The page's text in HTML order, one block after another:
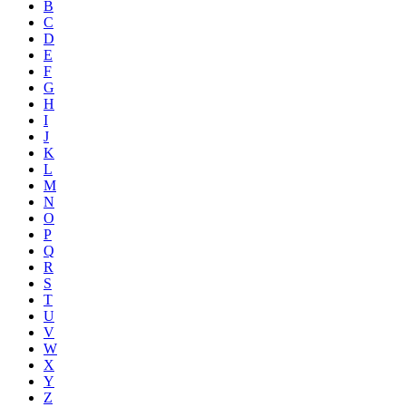
B
C
D
E
F
G
H
I
J
K
L
M
N
O
P
Q
R
S
T
U
V
W
X
Y
Z